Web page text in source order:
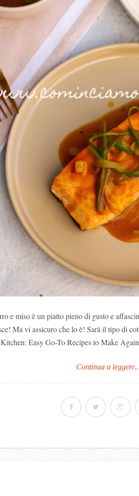
e miso è un piatto pieno di gusto e
Ma vi assicuro che lo è! Sarà il tipo di
Easy Go-To Recipes to Make
Continua a